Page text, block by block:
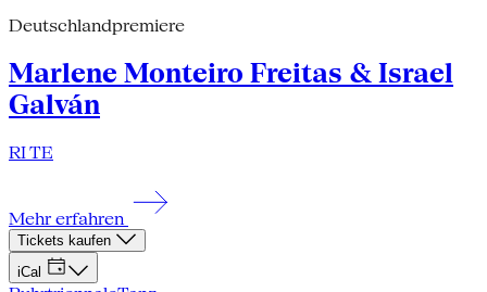
Deutschlandpremiere
Marlene Monteiro Freitas & Israel
Galván
RI TE
Mehr erfahren
Tickets kaufen
iCal